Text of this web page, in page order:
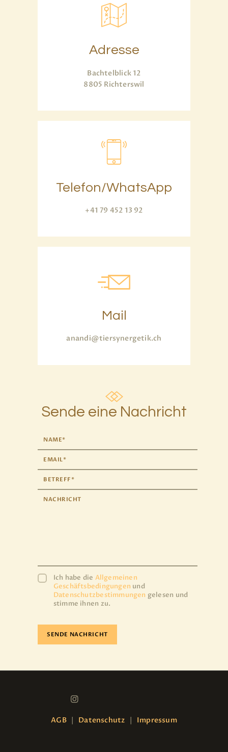
Adresse
Bachtelblick 12
8805 Richterswil
Telefon/whatsApp
+41 79 452 13 92
Mail
anandi@tiersynergetik.ch
Sende eine Nachricht
Ich habe die Allgemeinen
Geschäftsbedingungen und
Datenschutzbestimmungen gelesen und
stimme ihnen zu.
AGB | Datenschutz | Impressum